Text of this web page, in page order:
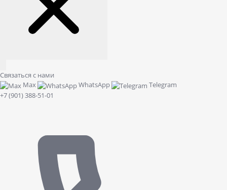
Связаться с нами
Max
WhatsApp
Telegram
+7 (901) 388-51-01